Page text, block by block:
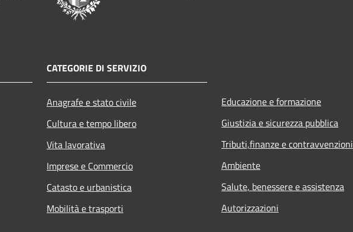
CATEGORIE DI SERVIZIO
Anagrafe e stato civile
Cultura e tempo libero
Vita lavorativa
Imprese e Commercio
Catasto e urbanistica
Mobilità e trasporti
Educazione e formazione
Giustizia e sicurezza pubblica
Tributi,finanze e contravvenzioni
Ambiente
Salute, benessere e assistenza
Autorizzazioni